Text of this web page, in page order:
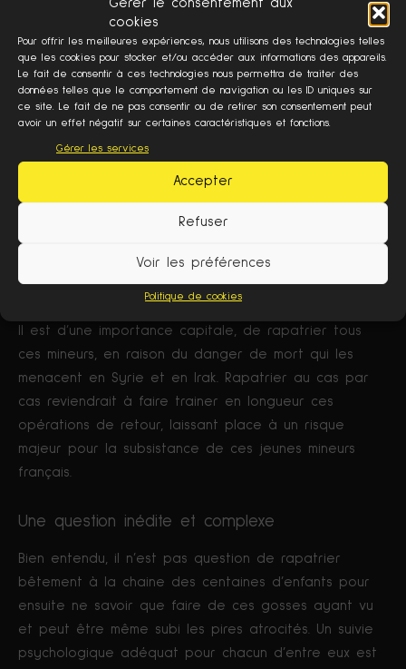
Gérer le consentement aux
cookies
Pour offrir les meilleures expériences, nous utilisons des technologies telles
que les cookies pour stocker et/ou accéder aux informations des appareils.
Le fait de consentir à ces technologies nous permettra de traiter des
données telles que le comportement de navigation ou les ID uniques sur
ce site. Le fait de ne pas consentir ou de retirer son consentement peut
avoir un effet négatif sur certaines caractéristiques et fonctions.
Gérer les services
Accepter
Refuser
Voir les préférences
Politique de cookies
présidente de l’observatoire départemental de la
protection de l’enfance, dénonce « une attitude
scandaleuse », de la part du gouvernement français.
Elle réaffirme par suite, que l’Etat français est
signataire de la Convention internationale des droits
de l’enfant, qui fait de « l’intérêt supérieur de
l’enfant », une « considération primordiale ».
En vertu de ces textes de droit international, Marie
Dosé, et deux de ces confrères, ont saisi le Comité
international des droits de l’enfant de l’ONU afin qu’ils
fassent pression sur le gouvernement français en
Il est d’une importance capitale, de rapatrier tous
ces mineurs, en raison du danger de mort qui les
menacent en Syrie et en Irak. Rapatrier au cas par
cas reviendrait à faire trainer en longueur ces
opérations de retour, laissant place à un risque
majeur pour la subsistance de ces jeunes mineurs
français.
Une question inédite et complexe
Bien entendu, il n’est pas question de rapatrier
bêtement à la chaine des centaines d’enfants pour
ensuite ne savoir que faire de ces gosses ayant vu
et peut être même subi les pires atrocités. Un suivie
psychologique adéquat pour chacun d’entre eux est